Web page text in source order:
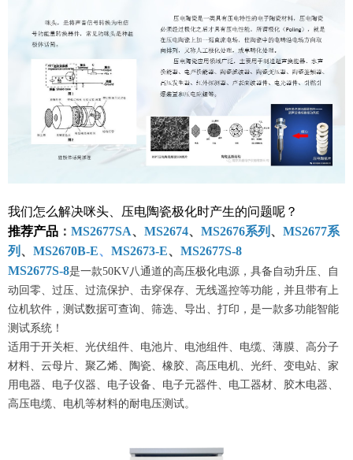
我们怎么解决咪头、 压电陶瓷极化时产生的问题呢？
推荐产品 ： MS2677SA、 MS2674、 MS2676系列 、 MS2677系
列 、 MS2670B-E、 MS2673-E、 MS2677S-8
MS2677S-8是一款50KV八通道的高压极化电源，具备自动升压、自
动回零、过压、过流保护、击穿保存、无线遥控等功能，并且带有上
位机软件，测试数据可查询、筛选、导出、打印，是一款多功能智能
测试系统！
适用于开关柜、光伏组件、电池片、电池组件、电缆、薄膜、高分子
材料、云母片、聚乙烯、陶瓷、橡胶、高压电机、光纤、变电站、家
用电器、电子仪器、电子设备、电子元器件、电工器材、胶木电器、
高压电缆、电机等材料的耐电压测试。